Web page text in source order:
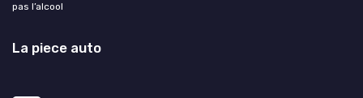
pas l’alcool
La piece auto